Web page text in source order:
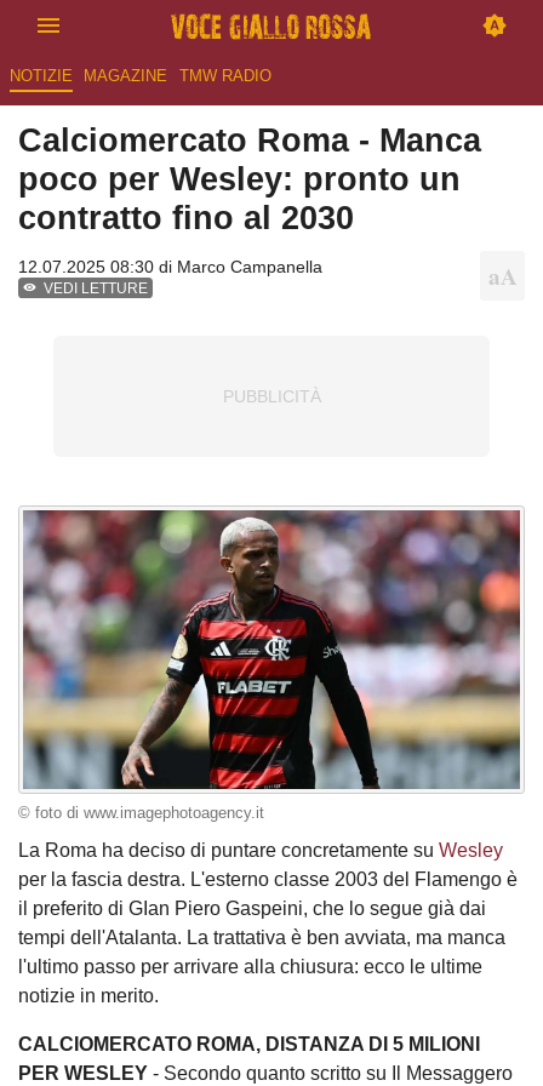
NOTIZIE MAGAZINE TMW RADIO
Calciomercato Roma - Manca
poco per Wesley: pronto un
contratto fino al 2030
12.07.2025 08:30 di Marco Campanella
VEDI LETTURE
© foto di www.imagephotoagency.it
La Roma ha deciso di puntare concretamente su Wesley
per la fascia destra. L'esterno classe 2003 del Flamengo è
il preferito di GIan Piero Gaspeini, che lo segue già dai
tempi dell'Atalanta. La trattativa è ben avviata, ma manca
l'ultimo passo per arrivare alla chiusura: ecco le ultime
notizie in merito.
CALCIOMERCATO ROMA, DISTANZA DI 5 MILIONI
PER WESLEY - Secondo quanto scritto su Il Messaggero